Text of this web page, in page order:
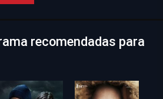
recomendadas para